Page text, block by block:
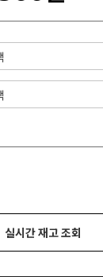
실시간 재고 조회